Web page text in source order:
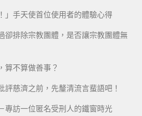
」手天使首位使用者的體驗心得
卻排除宗教團體，是否讓宗教團體無
算不算做善事？
評慈濟之前，先釐清流言蜚語吧！
專訪一位匿名受刑人的鐵窗時光